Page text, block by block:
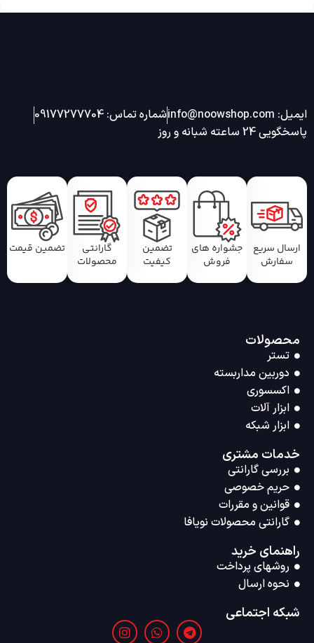
ایمیل: info@noowshop.com
شماره تماس: 09177277704
پاسخگویی 24 ساعته شبانه و روز
ارسال سریع
سفارش
جشواره های
فروش
تضمین
کیفیت
گارانتی
محصولات
تضمین قیمت
محصولات
تستر
دوربین مداربسته
اکسسوری
ابزار آلات
ابزار شبکه
خدمات مشتری
بررسی گارانتی
حریم خصوصی
قوانین و مقررات
گارانتی محصولات نویافا
راهنمای خرید
روشهای پرداخت
نحوه ارسال
شبکه اجتماعی